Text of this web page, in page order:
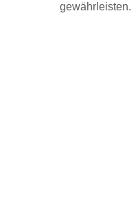
gewährleisten.